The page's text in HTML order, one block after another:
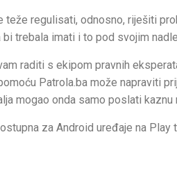
teže regulisati, odnosno, riješiti
bi trebala imati i to pod svojim
raditi s ekipom pravnih
Patrola.ba može napraviti
mogao onda samo poslati kaznu
za Android uređaje na